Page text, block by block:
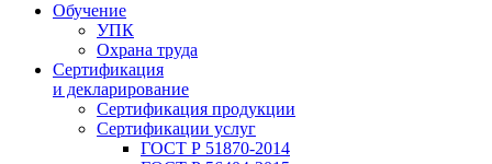
Обучение
УПК
Охрана труда
Сертификация
и декларирование
Сертификация продукции
Сертификации услуг
ГОСТ Р 51870-2014